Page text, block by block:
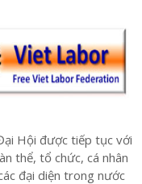
Hội được tiếp tục với
thể, tổ chức, cá nhân
đại diện trong nước